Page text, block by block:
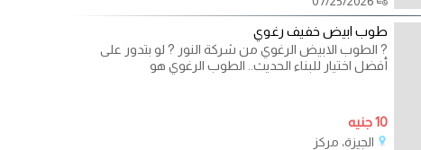
طوب ابيض خفيف رغوي
?️ الطوب الابيض الرغوي من شركة النور ? لو بتدور على
أفضل اختيار للبناء الحديث.. الطوب الرغوي هو
10 جنيه
الجيزة، مركز